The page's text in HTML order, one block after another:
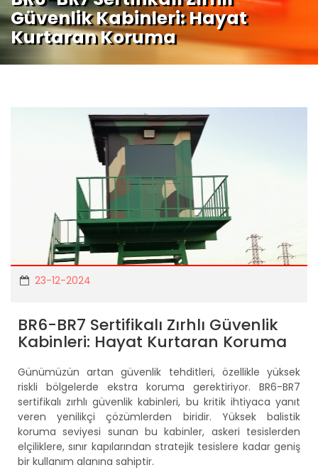
Güvenlik Kabinleri: Hayat
Kurtaran Koruma
23-12-2024
BR6-BR7 Sertifikalı Zırhlı Güvenlik
Kabinleri: Hayat Kurtaran Koruma
Günümüzün artan güvenlik tehditleri, özellikle yüksek
riskli bölgelerde ekstra koruma gerektiriyor. BR6-BR7
sertifikalı zırhlı güvenlik kabinleri, bu kritik ihtiyaca yanıt
veren yenilikçi çözümlerden biridir. Yüksek balistik
koruma seviyesi sunan bu kabinler, askeri tesislerden
elçiliklere, sınır kapılarından stratejik tesislere kadar geniş
bir kullanım alanına sahiptir.